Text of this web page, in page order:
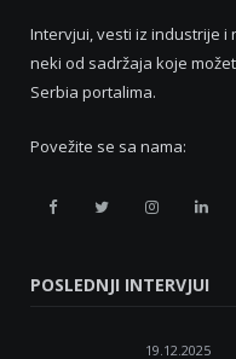
Intervjui, vesti iz industrije i
neki od sadržaja koje
Serbia portalima.
Povežite se sa nama:
Retail
Facebook
Retail
Twitter
Retail
Instagram
POSLEDNJI INTERVJUI
19.12.2025